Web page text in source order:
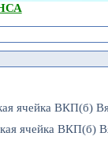
ячейка ВКП(б)
ячейка ВКП(б)